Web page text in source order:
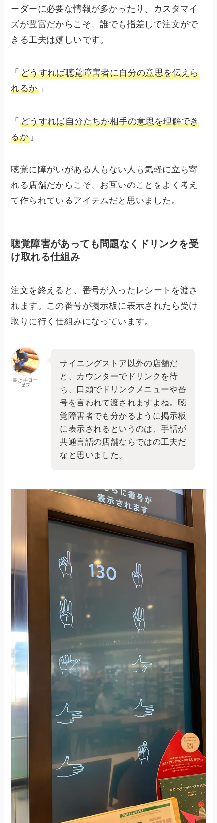
ーダーに必要な情報が多かったり、カスタマイ
ズが豊富だからこそ、誰でも指差しで注文がで
きる工夫は嬉しいです。
「 どうすれば聴覚障害者に自分の意思を伝えら
れるか」
「 どうすれば自分たちが相手の意思を理解でき
るか 」
聴覚に障がいがある人もない人も気軽に立ち寄
れる店舗だからこそ、お互いのことをよく考え
て作られているアイテムだと思いました。
聴覚障害があっても問題なくドリンクを受
け取れる仕組み
注文を終えると、番号が入ったレシートを渡さ
れます。この番号が掲示板に表示されたら受け
取りに行く仕組みになっています。
書き手ヨー
ゼフ
サイニングストア以外の店舗だ
と、カウンターでドリンクを待
ち、口頭でドリンクメニューや番
号を言われて渡されますよね。聴
覚障害者でも分かるように掲示板
に表示されるというのは、手話が
共通言語の店舗ならではの工夫だ
なと思いました。